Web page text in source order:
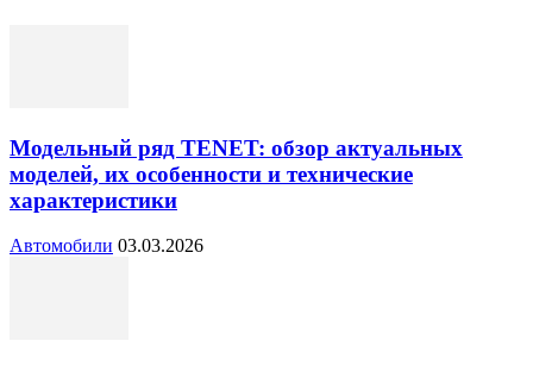
Модельный ряд TENET: обзор актуальных
моделей, их особенности и технические
характеристики
Автомобили 03.03.2026